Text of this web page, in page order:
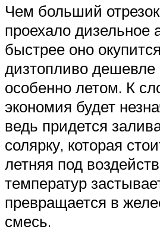
Чем больший
проехало дизельное
быстрее оно
дизтопливо дешевле
особенно летом. К
экономия будет
ведь придется
солярку, которая
летняя под
температур
превращается в
смесь.